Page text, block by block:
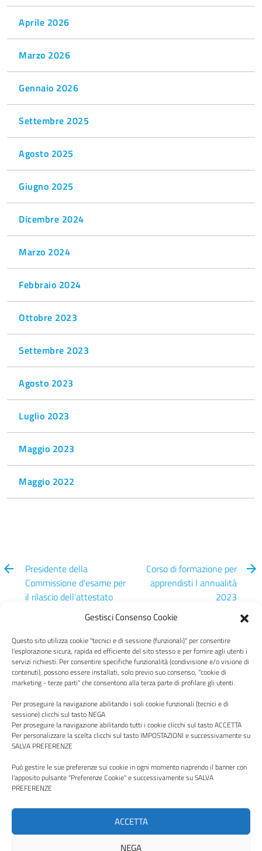
Gestisci Consenso Cookie
Questo sito utilizza cookie "tecnici e di sessione (funzionali)" per consentire
l’esplorazione sicura, rapida ed efficiente del sito stesso e per fornire agli utenti i
servizi richiesti. Per consentire specifiche funzionalità (condivisione e/o visione di
contenuti), possono essere installati, solo previo suo consenso, "cookie di
marketing - terze parti" che consentono alla terza parte di profilare gli utenti.
Per proseguire la navigazione abilitando i soli cookie funzionali (tecnici e di
sessione) clicchi sul tasto NEGA
Per proseguire la navigazione abilitando tutti i cookie clicchi sul tasto ACCETTA
Per personalizzare la scelta clicchi sul tasto IMPOSTAZIONI e successivamente su
SALVA PREFERENZE
Può gestire le sue preferenze sui cookie in ogni momento riaprendo il banner con
l'apposito pulsante "Preferenze Cookie" e successivamente su SALVA
PREFERENZE
ACCETTA
NEGA
Aprile 2026
Marzo 2026
Gennaio 2026
Settembre 2025
Agosto 2025
Giugno 2025
Dicembre 2024
Marzo 2024
Febbraio 2024
Ottobre 2023
Settembre 2023
Agosto 2023
Luglio 2023
Maggio 2023
Maggio 2022
Presidente della
Commissione d’esame per
il rilascio dell’attestato
relativo all’intervento IAP
Corso di formazione per
apprendisti I annualità
2023
Centro Italia
Via P. Borsellino, 16 - 02100 Rieti - Viale Trieste, 127, 01100
Viterbo
Codice Fiscale e Partita Iva: 00987490570
PEC:aziendacentroitalia@pec.it